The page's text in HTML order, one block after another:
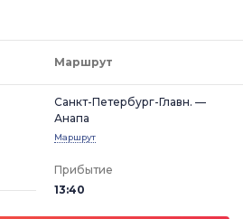
Маршрут
Санкт-Петербург-Главн. —
Анапа
Маршрут
Прибытие
13:40